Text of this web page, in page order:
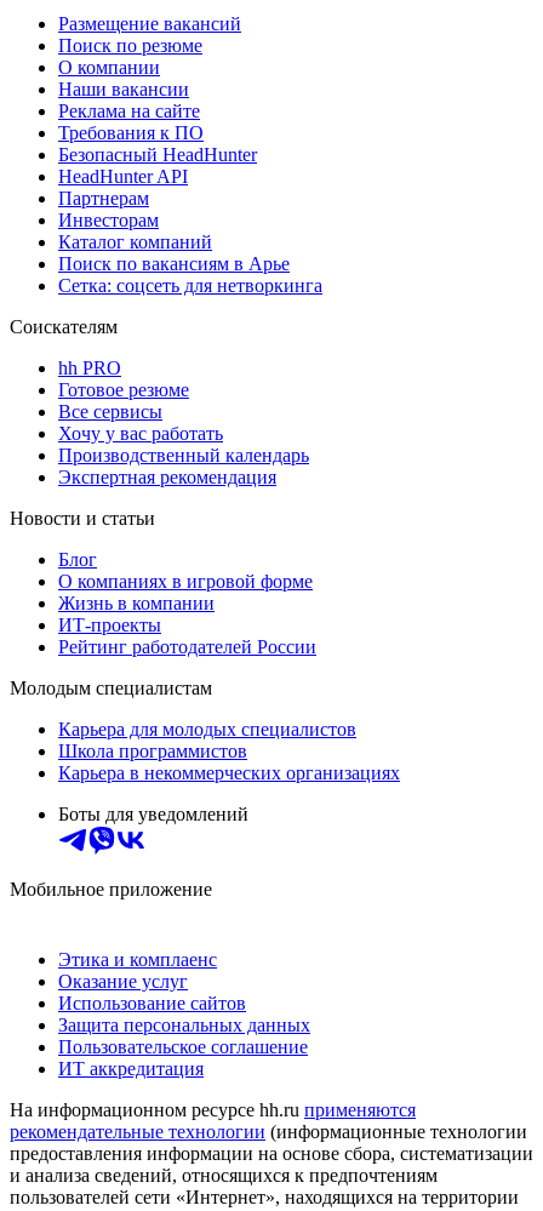
Размещение вакансий
Поиск по резюме
О компании
Наши вакансии
Реклама на сайте
Требования к ПО
Безопасный HeadHunter
HeadHunter API
Партнерам
Инвесторам
Каталог компаний
Поиск по вакансиям в Арье
Сетка: соцсеть для нетворкинга
Соискателям
hh PRO
Готовое резюме
Все сервисы
Хочу у вас работать
Производственный календарь
Экспертная рекомендация
Новости и статьи
Блог
О компаниях в игровой форме
Жизнь в компании
ИТ-проекты
Рейтинг работодателей России
Молодым специалистам
Карьера для молодых специалистов
Школа программистов
Карьера в некоммерческих организациях
Боты для уведомлений
Мобильное приложение
Этика и комплаенс
Оказание услуг
Использование сайтов
Защита персональных данных
Пользовательское соглашение
ИТ аккредитация
На информационном ресурсе hh.ru применяются
рекомендательные технологии (информационные технологии
предоставления информации на основе сбора, систематизации
и анализа сведений, относящихся к предпочтениям
пользователей сети «Интернет», находящихся на территории